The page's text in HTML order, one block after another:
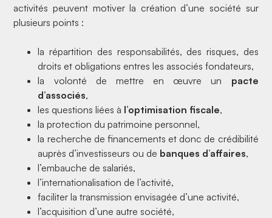
activités peuvent motiver la création d’une société sur
plusieurs points :
la répartition des responsabilités, des risques, des
droits et obligations entres les associés fondateurs,
la volonté de mettre en œuvre un pacte
d’associés,
les questions liées à l’optimisation fiscale,
la protection du patrimoine personnel,
la recherche de financements et donc de crédibilité
auprès d’investisseurs ou de banques d’affaires,
l’embauche de salariés,
l’internationalisation de l’activité,
faciliter latransmission envisagée d’une activité,
l’acquisition d’une autre société,